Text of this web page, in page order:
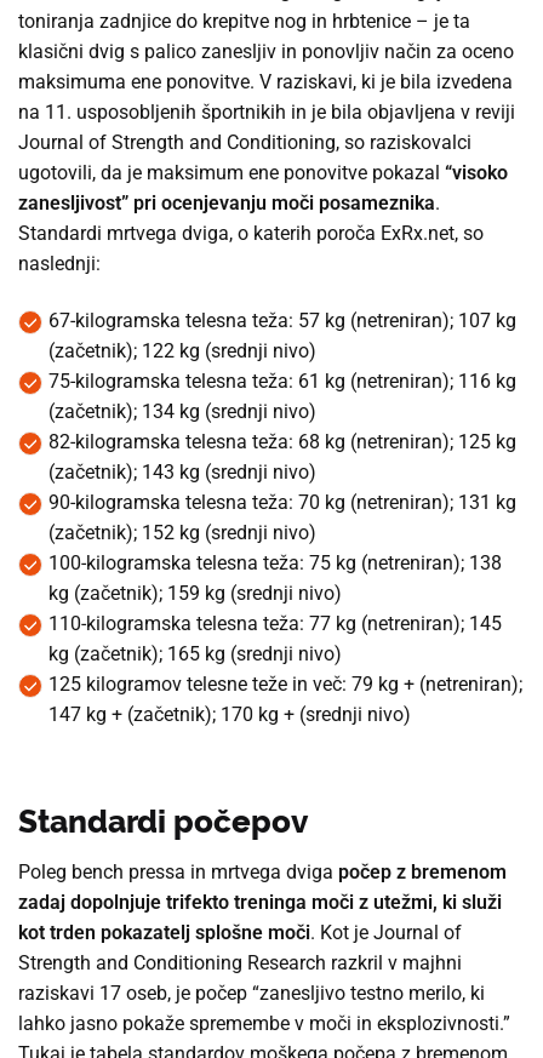
toniranja zadnjice do krepitve nog in hrbtenice – je ta
klasični dvig s palico zanesljiv in ponovljiv način za oceno
maksimuma ene ponovitve. V raziskavi, ki je bila izvedena
na 11. usposobljenih športnikih in je bila objavljena v reviji
Journal of Strength and Conditioning, so raziskovalci
ugotovili, da je maksimum ene ponovitve pokazal “visoko
zanesljivost” pri ocenjevanju moči posameznika.
Standardi mrtvega dviga, o katerih poroča ExRx.net, so
naslednji:
67-kilogramska telesna teža: 57 kg (netreniran); 107 kg
(začetnik); 122 kg (srednji nivo)
75-kilogramska telesna teža: 61 kg (netreniran); 116 kg
(začetnik); 134 kg (srednji nivo)
82-kilogramska telesna teža: 68 kg (netreniran); 125 kg
(začetnik); 143 kg (srednji nivo)
90-kilogramska telesna teža: 70 kg (netreniran); 131 kg
(začetnik); 152 kg (srednji nivo)
100-kilogramska telesna teža: 75 kg (netreniran); 138
kg (začetnik); 159 kg (srednji nivo)
110-kilogramska telesna teža: 77 kg (netreniran); 145
kg (začetnik); 165 kg (srednji nivo)
125 kilogramov telesne teže in več: 79 kg + (netreniran);
147 kg + (začetnik); 170 kg + (srednji nivo)
Standardi počepov
Poleg bench pressa in mrtvega dviga počep z bremenom
zadaj dopolnjuje trifekto treninga moči z utežmi, ki služi
kot trden pokazatelj splošne moči. Kot je Journal of
Strength and Conditioning Research razkril v majhni
raziskavi 17 oseb, je počep “zanesljivo testno merilo, ki
lahko jasno pokaže spremembe v moči in eksplozivnosti.”